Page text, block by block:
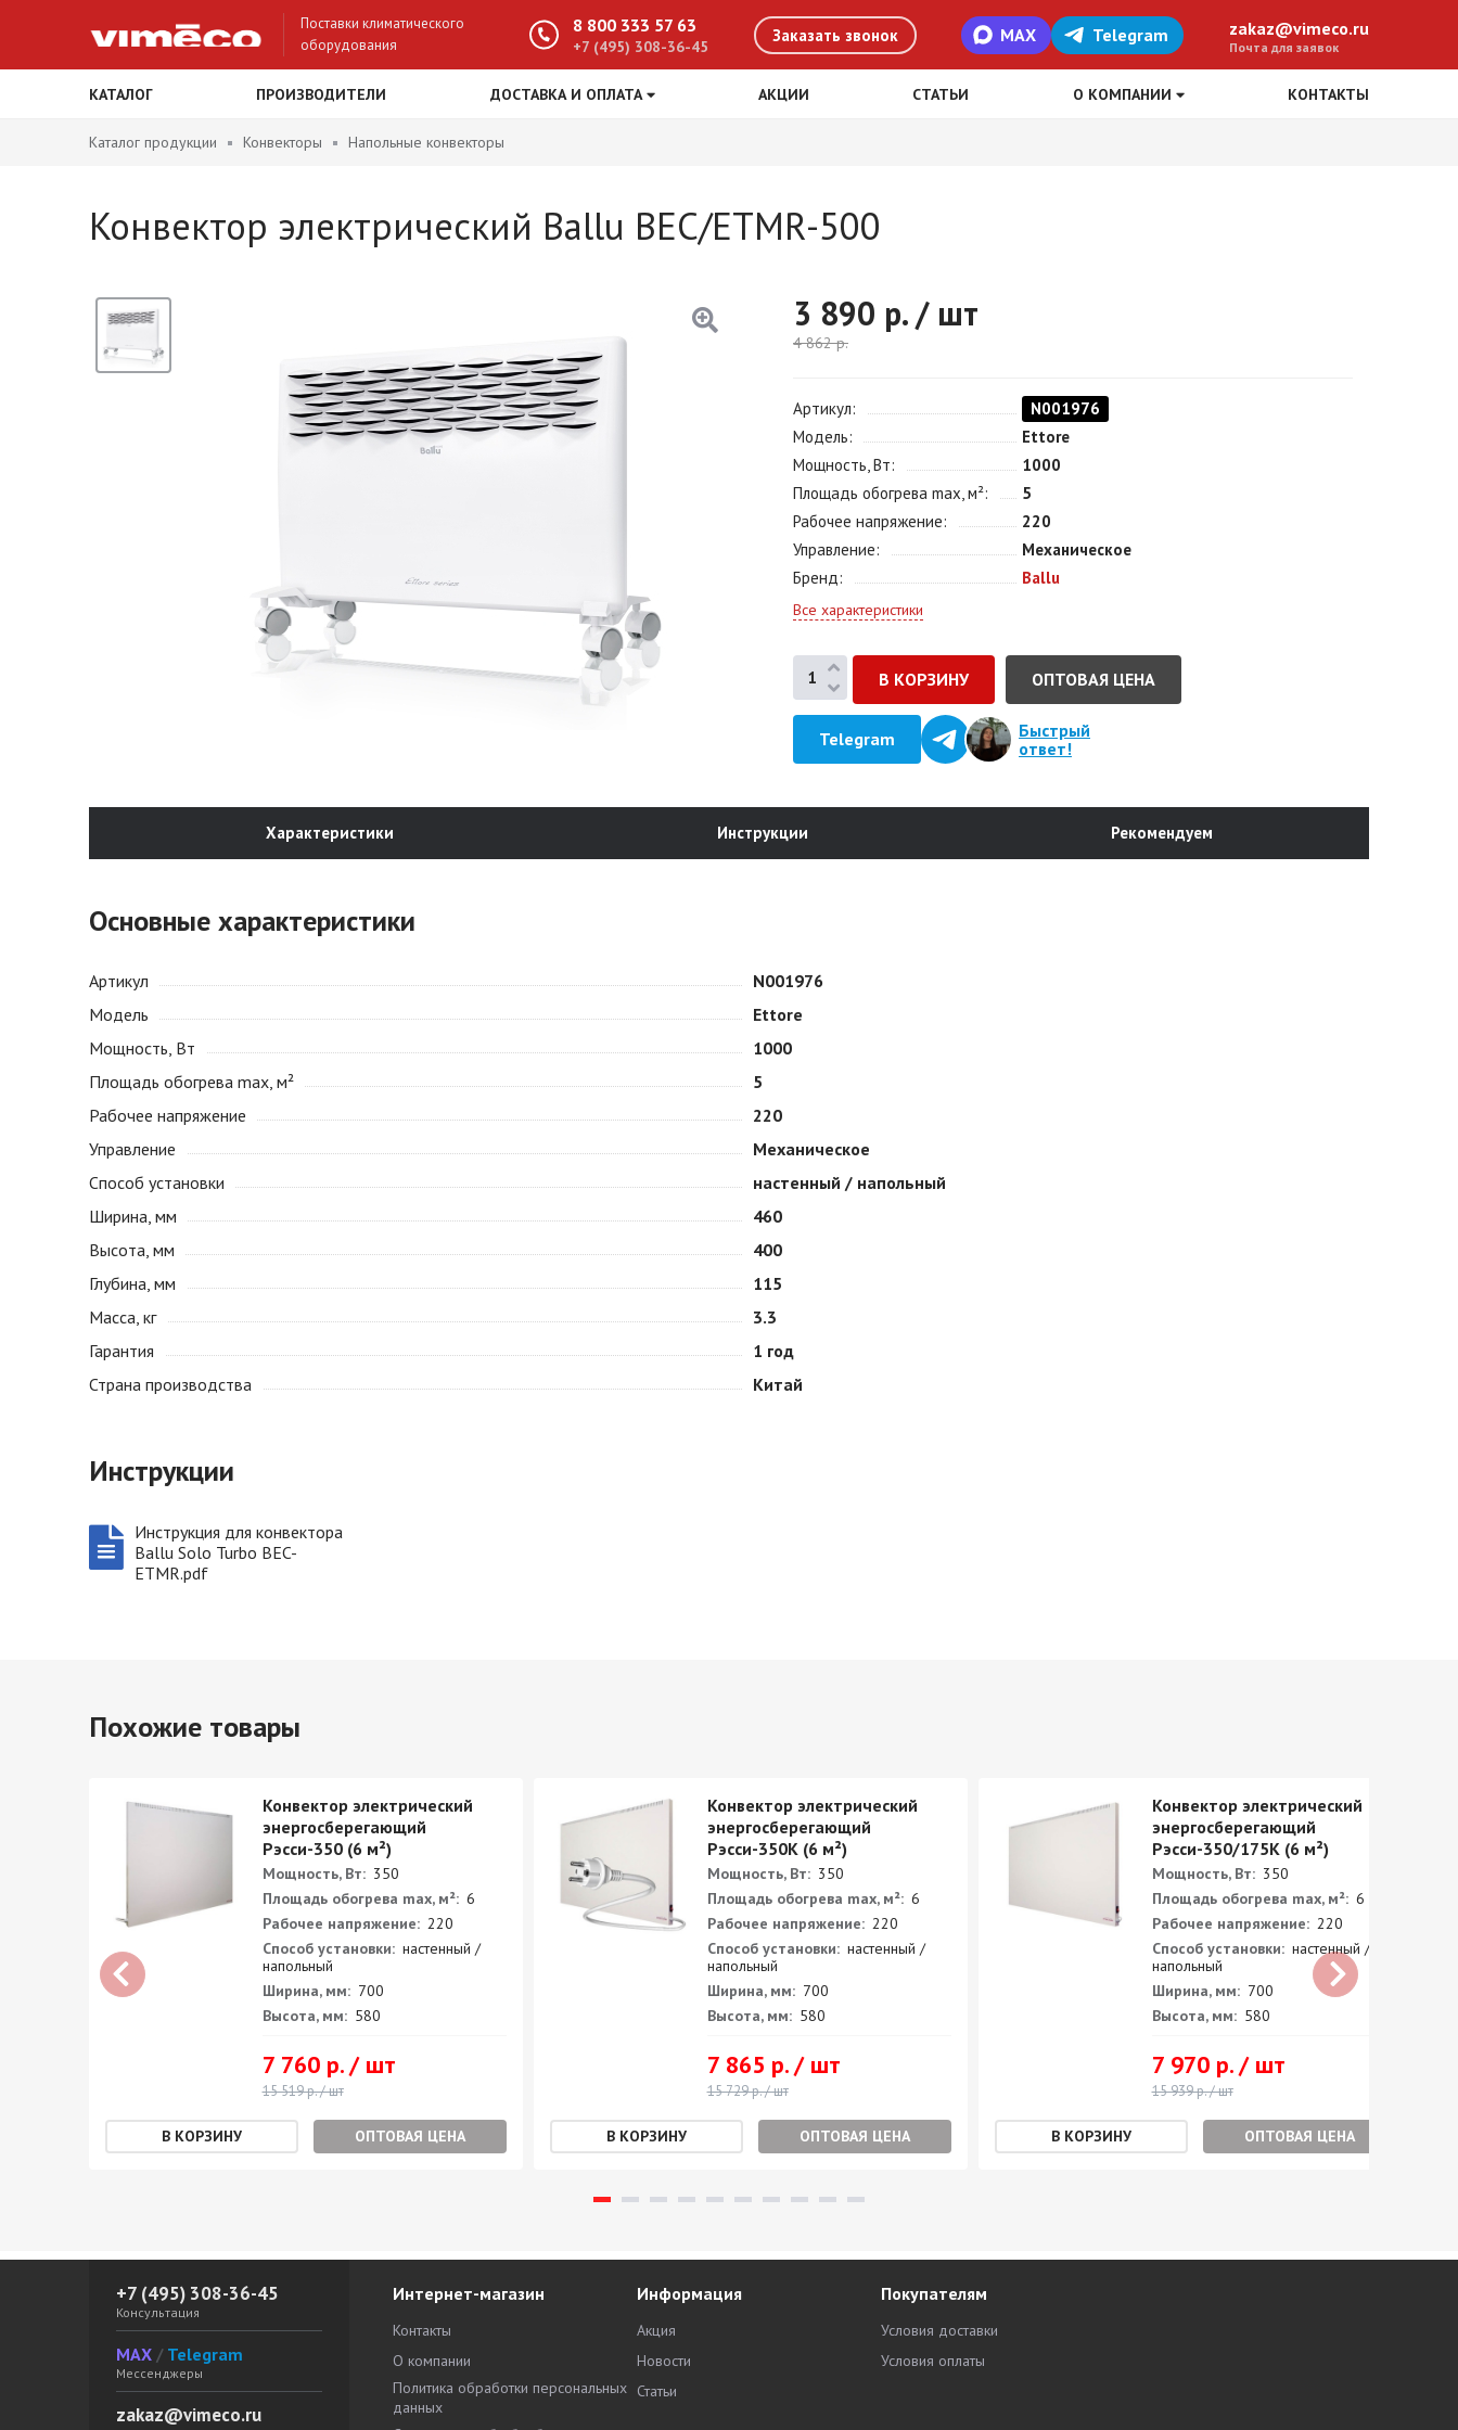
Поставки климатического
оборудования
8 800 333 57 63
+7 (495) 308-36-45
Заказать звонок MAX Telegram zakaz@vimeco.ru
Почта для заявок
КАТАЛОГ ПРОИЗВОДИТЕЛИ ДОСТАВКА И ОПЛАТА АКЦИИ СТАТЬИ О КОМПАНИИ КОНТАКТЫ
Каталог продукции Конвекторы Напольные конвекторы
Конвектор электрический Ballu BEC/ETMR-500
3 890 р. / шт
4 862р.
Артикул
N001976
Модель
Ettore
Мощность, Вт
1000
Площадь обогрева max, м²
5
Рабочее напряжение
220
Управление
Механическое
Бренд
Ballu
Все характеристики
ОПТОВАЯ ЦЕНА
Telegram
Быстрый
ответ!
Характеристики Инструкции Рекомендуем
Основные характеристики
Артикул
N001976
Модель
Ettore
Мощность, Вт
1000
Площадь обогрева max, м²
5
Рабочее напряжение
220
Управление
Механическое
Способ установки
настенный / напольный
Ширина, мм
460
Высота, мм
400
Глубина, мм
115
Масса, кг
3.3
Гарантия
1 год
Страна производства
Китай
Инструкции
Инструкция для конвектора
Ballu Solo Turbo BEC-
ETMR.pdf
Похожие товары
Конвектор электрический
энергосберегающий
Рэсси-350 (6 м²)
Мощность, Вт: 350
Площадь обогрева max, м²: 6
Рабочее напряжение: 220
Способ установки: настенный /
напольный
Ширина, мм: 700
Высота, мм: 580
7 760 р. / шт
15 519 р. / шт
ОПТОВАЯ ЦЕНА
Конвектор электрический
энергосберегающий
Рэсси-350К (6 м²)
Мощность, Вт: 350
Площадь обогрева max, м²: 6
Рабочее напряжение: 220
Способ установки: настенный /
напольный
Ширина, мм: 700
Высота, мм: 580
7 865 р. / шт
15 729 р. / шт
ОПТОВАЯ ЦЕНА
Конвектор электрический
энергосберегающий
Рэсси-350/175K (6 м²)
Мощность, Вт: 350
Площадь обогрева max, м²: 6
Рабочее напряжение: 220
Способ установки: настенный /
напольный
Ширина, мм: 700
Высота, мм: 580
7 970 р. / шт
15 939 р. / шт
ОПТОВАЯ ЦЕНА
+7 (495) 308-36-45
Консультация
MAX / Telegram
Мессенджеры
zakaz@vimeco.ru
Интернет-магазин
Контакты
О компании
Политика обработки персональных
данных
Информация
Акция
Новости
Статьи
Покупателям
Условия доставки
Условия оплаты